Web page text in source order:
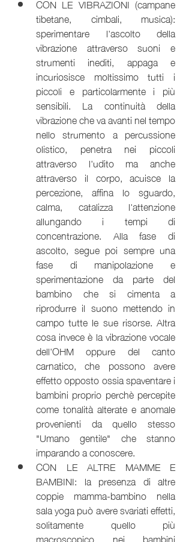
CON LE VIBRAZIONI (campane
tibetane, cimbali, musica):
sperimentare l'ascolto della
vibrazione attraverso suoni e
strumenti inediti, appaga e
incuriosisce moltissimo tutti i
piccoli e particolarmente i più
sensibili. La continuità della
vibrazione che va avanti nel tempo
nello strumento a percussione
olistico, penetra nei piccoli
attraverso l'udito ma anche
attraverso il corpo, acuisce la
percezione, affina lo sguardo,
calma, catalizza l'attenzione
allungando i tempi di
concentrazione. Alla fase di
ascolto, segue poi sempre una
fase di manipolazione e
sperimentazione da parte del
bambino che si cimenta a
riprodurre il suono mettendo in
campo tutte le sue risorse. Altra
cosa invece è la vibrazione vocale
dell'OHM oppure del canto
carnatico, che possono avere
effetto opposto ossia spaventare i
bambini proprio perchè percepite
come tonalità alterate e anomale
provenienti da quello stesso
"Umano gentile" che stanno
imparando a conoscere.
CON LE ALTRE MAMME E
BAMBINI: la presenza di altre
coppie mamma-bambino nella
sala yoga può avere svariati effetti,
solitamente quello più
macroscopico nei bambini